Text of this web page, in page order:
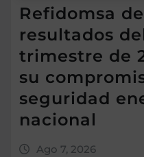
Refidomsa
resultados
trimestre de
su
seguridad
nacional
Ago 7, 2026